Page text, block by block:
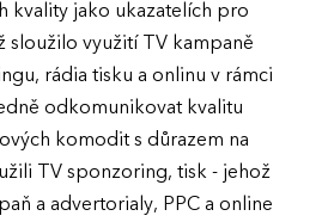
kvality jako ukazatelích pro
využití TV kampaně
rádia tisku a onlinu v rámci
odkomunikovat kvalitu
komodit s důrazem na
TV sponzoring, tisk - jehož
a advertorialy, PPC a online